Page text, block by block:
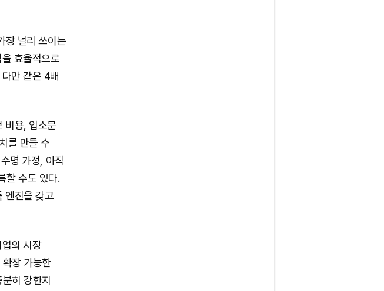
장 널리 쓰이는
효율적으로
만 같은 4배
비용, 입소문
를 만들 수
명 가정, 아직
할 수도 있다.
엔진을 갖고
의 시장
장 가능한
히 강한지